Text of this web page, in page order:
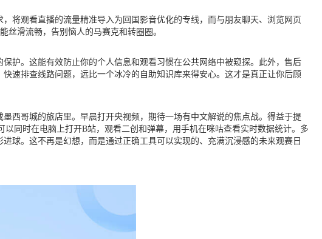
将观看直播的流量精准导入为回国影音优化的专线，而与朋友聊天、浏览网页
丝滑流畅，告别恼人的马赛克和转圈圈。
护。这能有效防止你的个人信息和观看习惯在公共网络中被窥探。此外，售后
速排查线路问题，远比一个冰冷的自助知识库来得安心。这才是真正让你后顾
西哥城的旅店里。早晨打开央视频，期待一场有中文解说的焦点战。得益于提
同时在电脑上打开B站，观看二创和弹幕，用手机在咪咕查看实时数据统计。多
球。这不再是幻想，而是通过正确工具可以实现的、充满沉浸感的未来观赛日